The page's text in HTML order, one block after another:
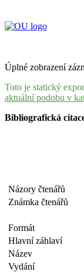
Úplné zobrazení
Toto je statický
aktuální podobu v
Bibliografická
Názory čtenářů
Známka čtenářů
Formát
Hlavní záhlaví
Název
Vydání